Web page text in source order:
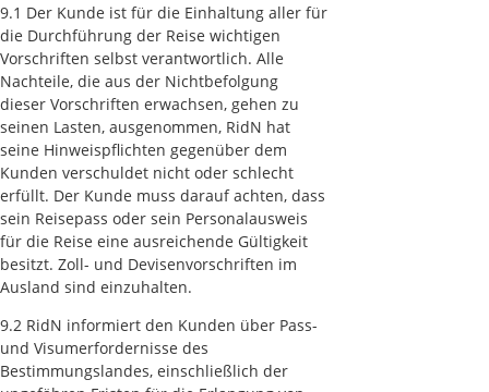
9.1 Der Kunde ist für die Einhaltung aller für
die Durchführung der Reise wichtigen
Vorschriften selbst verantwortlich. Alle
Nachteile, die aus der Nichtbefolgung
dieser Vorschriften erwachsen, gehen zu
seinen Lasten, ausgenommen, RidN hat
seine Hinweispflichten gegenüber dem
Kunden verschuldet nicht oder schlecht
erfüllt. Der Kunde muss darauf achten, dass
sein Reisepass oder sein Personalausweis
für die Reise eine ausreichende Gültigkeit
besitzt. Zoll- und Devisenvorschriften im
Ausland sind einzuhalten.
9.2 RidN informiert den Kunden über Pass-
und Visumerfordernisse des
Bestimmungslandes, einschließlich der